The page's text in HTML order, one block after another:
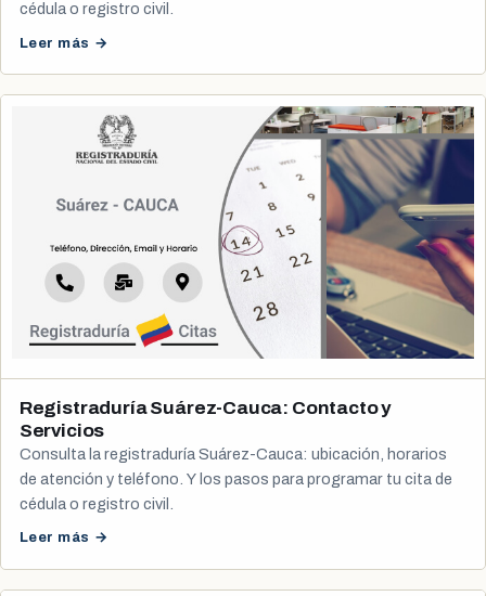
cédula o registro civil.
Leer más →
Registraduría Suárez-Cauca: Contacto y
Servicios
Consulta la registraduría Suárez-Cauca: ubicación, horarios
de atención y teléfono. Y los pasos para programar tu cita de
cédula o registro civil.
Leer más →